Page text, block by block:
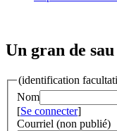
Un gran de sau
(identification
Nom
[Se connecter]
Courriel (non publié)